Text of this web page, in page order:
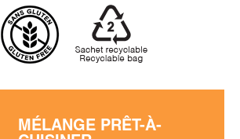
MÉLANGE PRÊT-À-